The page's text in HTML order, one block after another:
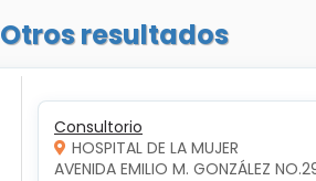
Otros resultados
Consultorio
HOSPITAL DE LA MUJER
AVENIDA EMILIO M. GONZÁLEZ